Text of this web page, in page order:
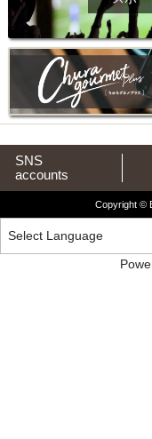
SNS
accounts
Copyright ©